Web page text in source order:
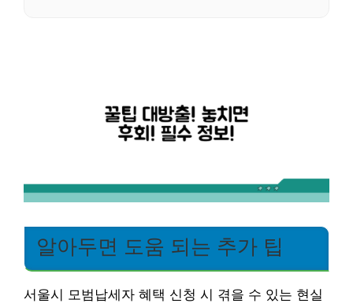
알아두면 도움 되는 추가 팁
서울시 모범납세자 혜택 신청 시 겪을 수 있는 현실